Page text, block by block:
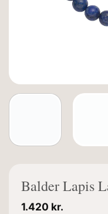
Balder Lapis
1.420 kr.